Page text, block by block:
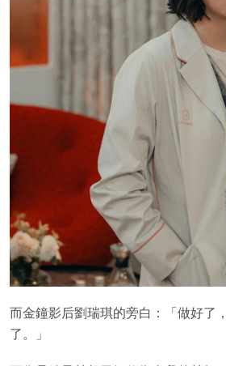
而金鐘影后劉瑞琪的旁白：「做好了
了。」